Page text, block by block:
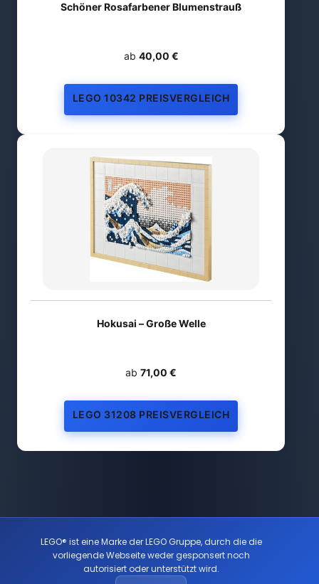
Schöner Rosafarbener Blumenstrauß
ab 40,00 €
LEGO 10342 PREISVERGLEICH
Hokusai – Große Welle
ab 71,00 €
LEGO 31208 PREISVERGLEICH
LEGO® ist eine Marke der LEGO Gruppe, durch die die
vorliegende Webseite weder gesponsert noch
autorisiert oder unterstützt wird.